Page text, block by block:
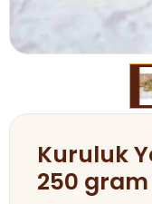
Kuruluk
250 gram